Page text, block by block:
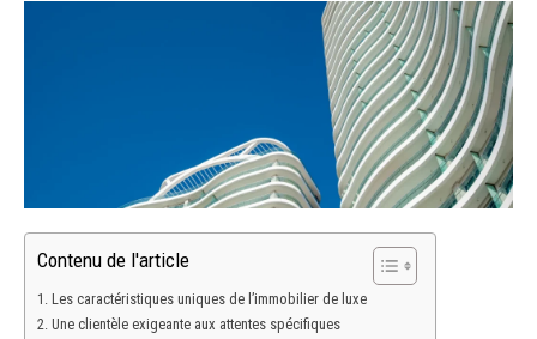
Contenu de l'article
Les caractéristiques uniques de l’immobilier de luxe
Une clientèle exigeante aux attentes spécifiques